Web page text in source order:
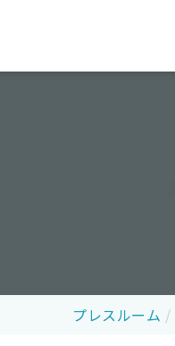
プレスルーム /